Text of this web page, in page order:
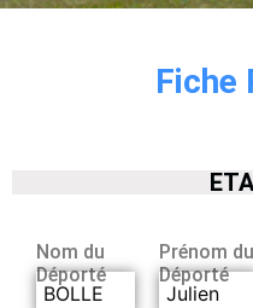
Fiche
Nom du
Déporté
BOLLE
Prénom du
Déporté
Julien